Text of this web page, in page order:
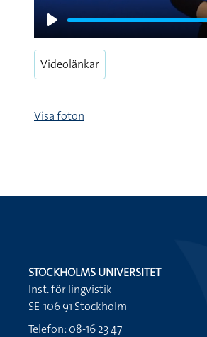
Play
Videolänkar
Visa foton
STOCKHOLMS UNIVERSITET
Inst. för lingvistik
SE-106 91 Stockholm
Telefon: 08-16 23 47